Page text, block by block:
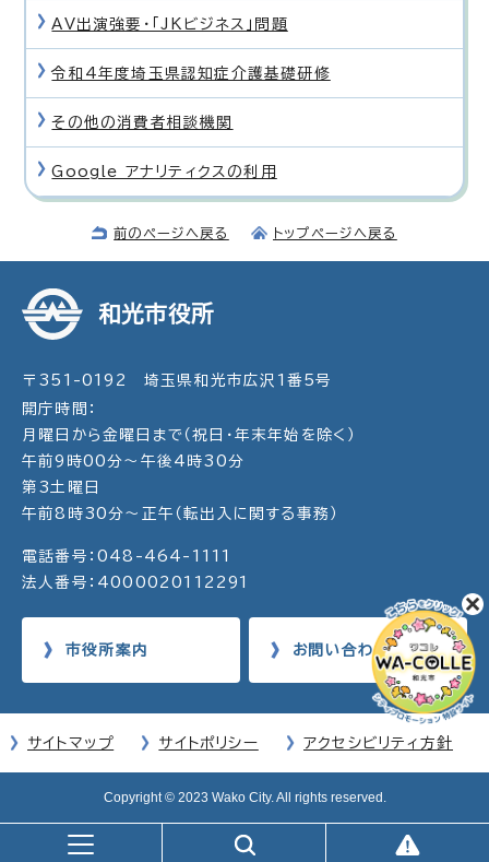
AV出演強要・「JKビジネス」問題
令和4年度埼玉県認知症介護基礎研修
その他の消費者相談機関
Google アナリティクスの利用
前のページへ戻る トップページへ戻る
和光市役所
〒351-0192 埼玉県和光市広沢1番5号
開庁時間：
月曜日から金曜日まで（祝日・年末年始を除く）
午前9時00分～午後4時30分
第3土曜日
午前8時30分～正午（転出入に関する事務）
電話番号：048-464-1111
法人番号：4000020112291
市役所案内 お問い合わせ
サイトマップ サイトポリシー アクセシビリティ方針
Copyright © 2023 Wako City. All rights reserved.